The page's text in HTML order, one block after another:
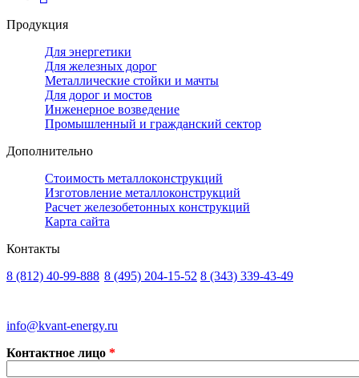
Продукция
Для энергетики
Для железных дорог
Металлические стойки и мачты
Для дорог и мостов
Инженерное возведение
Промышленный и гражданский сектор
Дополнительно
Стоимость металлоконструкций
Изготовление металлоконструкций
Расчет железобетонных конструкций
Карта сайта
Контакты
8 (812) 40-99-888 8 (495) 204-15-52 8 (343) 339-43-49
info@kvant-energy.ru
Контактное лицо *